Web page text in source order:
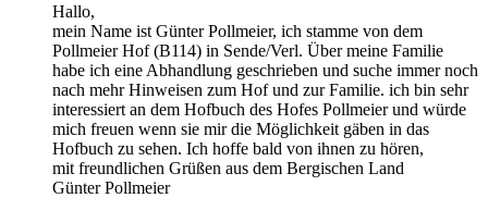
Hallo,
mein Name ist Günter Pollmeier, ich stamme von dem
Pollmeier Hof (B114) in Sende/Verl. Über meine Familie
habe ich eine Abhandlung geschrieben und suche immer noch
nach mehr Hinweisen zum Hof und zur Familie. ich bin sehr
interessiert an dem Hofbuch des Hofes Pollmeier und würde
mich freuen wenn sie mir die Möglichkeit gäben in das
Hofbuch zu sehen. Ich hoffe bald von ihnen zu hören,
mit freundlichen Grüßen aus dem Bergischen Land
Günter Pollmeier